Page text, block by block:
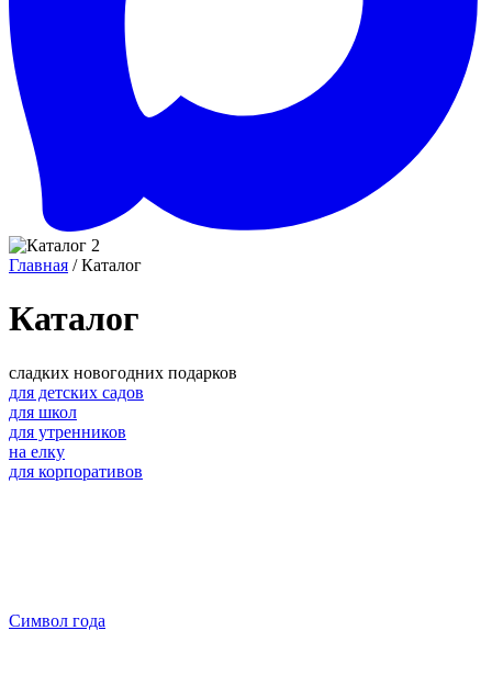
Главная / Каталог
Каталог
сладких новогодних подарков
для детских садов
для школ
для утренников
на елку
для корпоративов
Символ года